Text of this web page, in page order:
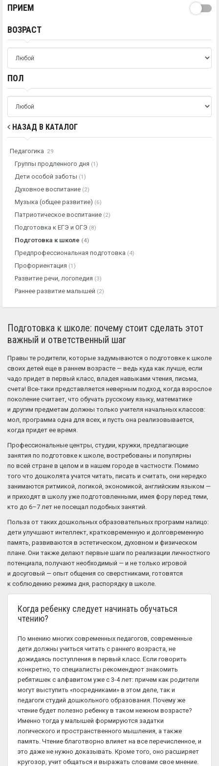
ПРИЕМ
ВОЗРАСТ
ПОЛ
НАЗАД В КАТАЛОГ
Педагогика 29
Группы продленного дня (1)
Дети особой заботы (1)
Духовное воспитание (2)
Музыка (общее развитие) (6)
Патриотическое воспитание (2)
Подготовка к ЕГЭ и ОГЭ (8)
Подготовка к школе (4)
Предпрофессиональная подготовка (4)
Профориентация (1)
Развитие речи, логопедия (3)
Раннее развитие малышей (2)
Подготовка к школе: почему стоит сделать этот
важный и ответственный шаг
Правы те родители, которые задумываются о подготовке к школе
своих детей еще в раннем возрасте — ведь куда как лучше, если
чадо придет в первый класс, владея навыками чтения, письма,
счета! Все-таки представляется неверным подход, когда взрослое
поколение считает, что обучать русскому языку, математике
и другим предметам должны только учителя начальных классов:
мол, программа одна для всех, и пусть она реализовывается,
когда придет ее время.
Профессиональные центры, студии, кружки, предлагающие
занятия по подготовке к школе, востребованы и популярны
по всей стране в целом и в нашем городе в частности. Помимо
того что дошколята учатся читать, писать и считать, они нередко
занимаются ритмикой, логикой, экономикой, английским языком —
и приходят в школу уже подготовленными, имея фору перед теми,
кто до 6–7 лет не посещал подобных занятий.
Польза от таких дошкольных образовательных программ налицо:
дети улучшают интеллект, кратковременную и долговременную
память, развиваются в эстетическом, духовном и физическом
плане. Они также делают первые шаги по реализации личностного
потенциала, получают необходимый — и не только игровой
и досуговый — опыт общения со сверстниками, готовятся
к соблюдению режима дня, распорядку в школе.
Когда ребенку следует начинать обучаться
чтению?
По мнению многих современных педагогов, современные
дети должны учиться читать с раннего возраста, не
дожидаясь поступления в первый класс. Если говорить
конкретно, то специалисты рекомендуют знакомить
ребятишек с алфавитом уже с 3-4 лет: причем как родители
могут выступить «посредниками» в этом деле, так и
педагоги студий дошкольного образования. Почему же
чтение будет полезно ребенку в таком нежном возрасте?
Именно тогда у малышей формируются задатки
логического и пространственного мышления, а также
память. Чтение благотворно влияет на все перечисленное, и
это даже не нужно доказывать. Кроме того, оно расширяет
кругозор, учит общаться и выражать словами свое мнение.